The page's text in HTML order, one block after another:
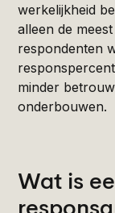
werkelijkheid
alleen de
respondenten
minder
onderbouwen.
Wat is